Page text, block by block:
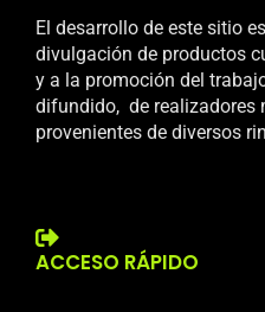
El desarrollo de este sitio
divulgación de productos
y a la promoción del
difundido, de realizadores
provenientes de diversos
ACCESO RÁPIDO